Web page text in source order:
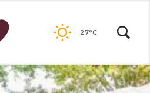
27°C